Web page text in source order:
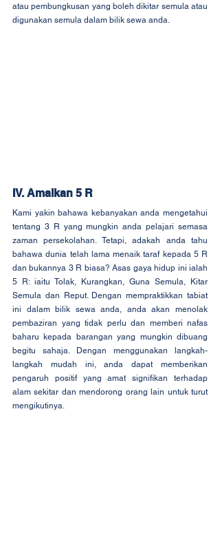
atau pembungkusan yang boleh dikitar semula atau
digunakan semula dalam bilik sewa anda.
IV. Amalkan 5 R
Kami yakin bahawa kebanyakan anda mengetahui
tentang 3 R yang mungkin anda pelajari semasa
zaman persekolahan. Tetapi, adakah anda tahu
bahawa dunia telah lama menaik taraf kepada 5 R
dan bukannya 3 R biasa? Asas gaya hidup ini ialah
5 R: iaitu Tolak, Kurangkan, Guna Semula, Kitar
Semula dan Reput. Dengan mempraktikkan tabiat
ini dalam bilik sewa anda, anda akan menolak
pembaziran yang tidak perlu dan memberi nafas
baharu kepada barangan yang mungkin dibuang
begitu sahaja. Dengan menggunakan langkah-
langkah mudah ini, anda dapat memberikan
pengaruh positif yang amat signifikan terhadap
alam sekitar dan mendorong orang lain untuk turut
mengikutinya.